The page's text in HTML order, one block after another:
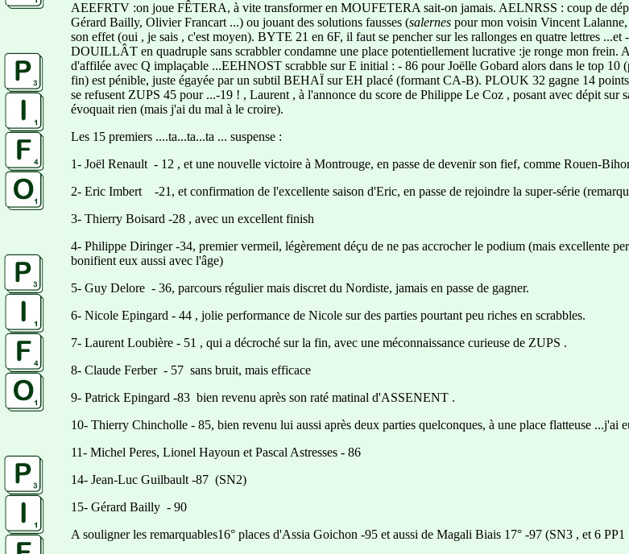
AEEFRTV :on joue FÊTERA, à vite transformer en MOUFETERA sait-on jamais. AELNRSS : coup de
Gérard Bailly, Olivier Francart ...) ou jouant des solutions fausses (salernes pour mon voisin Vincent Lalanne,
son effet (oui , je sais , c'est moyen). BYTE 21 en 6F, il faut se pencher sur les rallonges en quatre lettres
DOUILLÂT en quadruple sans scrabbler condamne une place potentiellement lucrative :je ronge mon
d'affilée avec Q implaçable ...EEHNOST scrabble sur E initial : - 86 pour Joëlle Gobard alors dans le top 10
fin) est pénible, juste égayée par un subtil BEHAÏ sur EH placé (formant CA-B). PLOUK 32 gagne 14
se refusent ZUPS 45 pour ...-19 ! , Laurent , à l'annonce du score de Philippe Le Coz , posant avec dépit sur
évoquait rien (mais j'ai du mal à le croire).
Les 15 premiers ....ta...ta...ta ... suspense :
1- Joël Renault - 12 , et une nouvelle victoire à Montrouge, en passe de devenir son fief, comme Rouen-
2- Eric Imbert -21, et confirmation de l'excellente saison d'Eric, en passe de rejoindre la super-série
3- Thierry Boisard -28 , avec un excellent finish
4- Philippe Diringer -34, premier vermeil, légèrement déçu de ne pas accrocher le podium (mais excellente
bonifient eux aussi avec l'âge)
5- Guy Delore - 36, parcours régulier mais discret du Nordiste, jamais en passe de gagner.
6- Nicole Epingard - 44 , jolie performance de Nicole sur des parties pourtant peu riches en scrabbles.
7- Laurent Loubière - 51 , qui a décroché sur la fin, avec une méconnaissance curieuse de ZUPS .
8- Claude Ferber - 57 sans bruit, mais efficace
9- Patrick Epingard -83 bien revenu après son raté matinal d'ASSENENT .
10- Thierry Chincholle - 85, bien revenu lui aussi après deux parties quelconques, à une place flatteuse ...j'ai
11- Michel Peres, Lionel Hayoun et Pascal Astresses - 86
14- Jean-Luc Guilbault -87 (SN2)
15- Gérard Bailly - 90
A souligner les remarquables16° places d'Assia Goichon -95 et aussi de Magali Biais 17° -97 (SN3 , et 6 PP1